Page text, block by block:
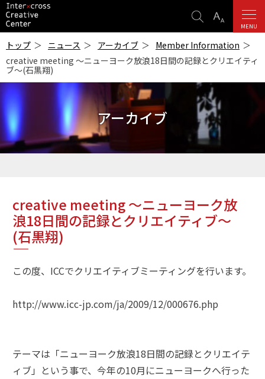
ICC
-インターク
ロス・クリエ
イティブ・セ
ンター-
検
表
設
定
MENU
トップ ニュース アーカイブ
Member Information
creative meeting 〜ニューヨーク放浪18日間の記録とクリエイティ
ブ〜(石黒翔)
アーカイブ
creative meeting 〜ニューヨーク放
浪18日間の記録とクリエイティブ〜
(石黒翔)
この度、ICCでクリエイティブミーティングを行います。
http://www.icc-jp.com/ja/2009/12/000676.php
テーマは「ニューヨーク放浪18日間の記録とクリエイテ
ィブ」という事で、今年の10月にニューヨークへ行った